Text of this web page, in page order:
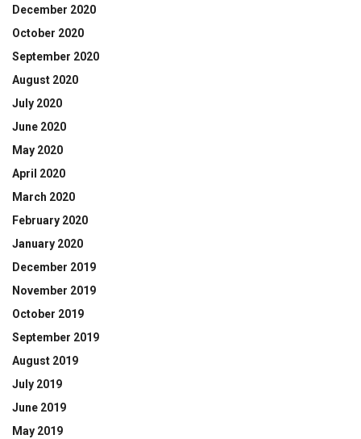
December 2020
October 2020
September 2020
August 2020
July 2020
June 2020
May 2020
April 2020
March 2020
February 2020
January 2020
December 2019
November 2019
October 2019
September 2019
August 2019
July 2019
June 2019
May 2019